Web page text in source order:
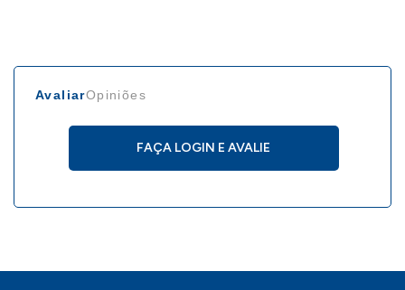
AvaliarOpiniões
FAÇA LOGIN E AVALIE